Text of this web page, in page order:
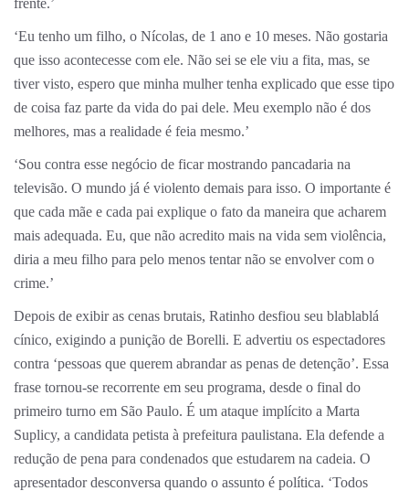
frente.’
‘Eu tenho um filho, o Nícolas, de 1 ano e 10 meses. Não gostaria
que isso acontecesse com ele. Não sei se ele viu a fita, mas, se
tiver visto, espero que minha mulher tenha explicado que esse tipo
de coisa faz parte da vida do pai dele. Meu exemplo não é dos
melhores, mas a realidade é feia mesmo.’
‘Sou contra esse negócio de ficar mostrando pancadaria na
televisão. O mundo já é violento demais para isso. O importante é
que cada mãe e cada pai explique o fato da maneira que acharem
mais adequada. Eu, que não acredito mais na vida sem violência,
diria a meu filho para pelo menos tentar não se envolver com o
crime.’
Depois de exibir as cenas brutais, Ratinho desfiou seu blablablá
cínico, exigindo a punição de Borelli. E advertiu os espectadores
contra ‘pessoas que querem abrandar as penas de detenção’. Essa
frase tornou-se recorrente em seu programa, desde o final do
primeiro turno em São Paulo. É um ataque implícito a Marta
Suplicy, a candidata petista à prefeitura paulistana. Ela defende a
redução de pena para condenados que estudarem na cadeia. O
apresentador desconversa quando o assunto é política. ‘Todos